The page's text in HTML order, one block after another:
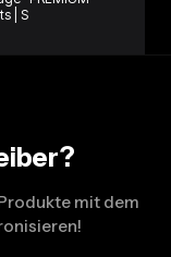
| S
mit dem